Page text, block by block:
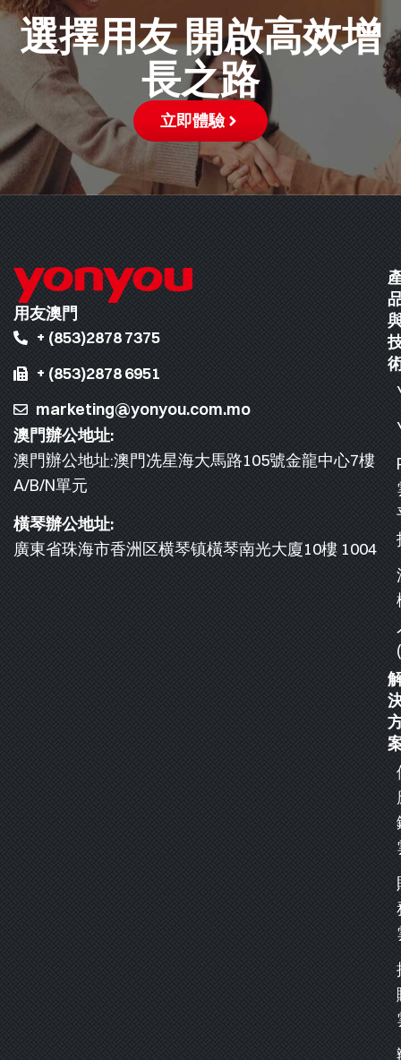
選擇用友 開啟高效增
長之路
立即體驗
用友澳門
+ (853)2878 7375
+ (853)2878 6951
marketing@yonyou.com.mo
澳門辦公地址:
澳門辦公地址:澳門冼星海大馬路105號金龍中心7樓
A/B/N單元
橫琴辦公地址:
廣東省珠海市香洲区横琴镇橫琴南光大廈10樓 1004